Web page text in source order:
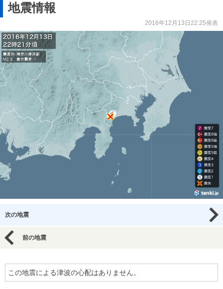
地震情報
2016年12月13日22:25発表
次の地震
前の地震
この地震による津波の心配はありません。